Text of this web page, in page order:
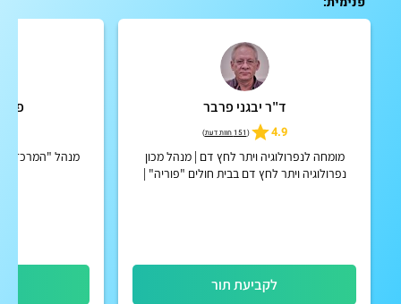
ד"ר יבגני פרבר
4.9
(151 חוות דעת )
מומחה לנפרולוגיה ויתר לחץ דם | מנהל מכון
נפרולוגיה ויתר לחץ דם בבית חולים "פוריה" |
לקביעת תור
מנהל "המרכז